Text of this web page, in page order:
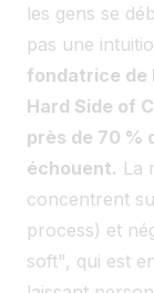
les gens se
pas une
fondatrice de
Hard Side of
près de 70 %
échouent. La
concentrent
process) et
soft", qui est